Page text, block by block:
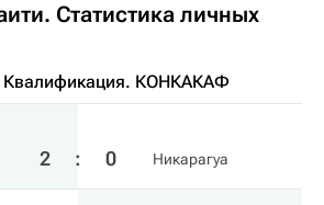
Статистика личных
Квалификация. КОНКАКАФ
2 : 0 Никарагуа